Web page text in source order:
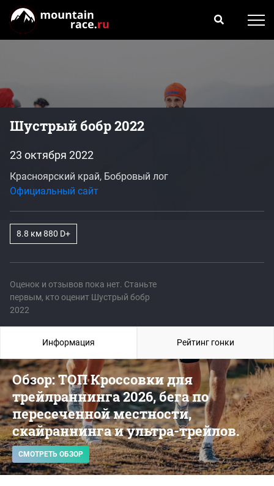
Шустрый бобр 2022
Оценок и отзывов пока нет. Станьте
первым, кто оценит Шустрый бобр
2022
23 октября 2022
Красноярский край, Бобровый лог
Официальный сайт
8.8 км 880 D+
Обзор: ТОП Кроссовки для
трейлраннинга 2026, бега по
пересеченной местности,
скайраннинга и ультра-трейлов.
СМОТРЕТЬ ОБЗОР
Информация Рейтинг гонки